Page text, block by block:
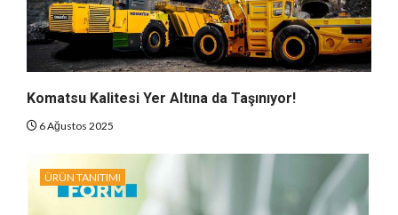
Komatsu Kalitesi Yer Altına da Taşınıyor!
6 Ağustos 2025
ÜRÜN TANITIMI